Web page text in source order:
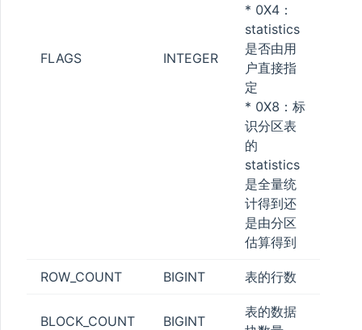
FLAGS INTEGER
* 0X4：
statistics
是否由用
户直接指
定
* 0X8：标
识分区表
的
statistics
是全量统
计得到还
是由分区
估算得到
ROW_COUNT BIGINT 表的行数
BLOCK_COUNT BIGINT
表的数据